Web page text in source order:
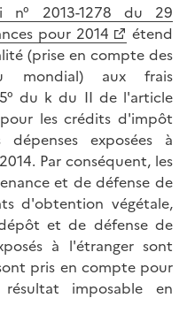
2013-1278 du 29
pour 2014
étend
(prise en compte des
mondial) aux frais
du k du II de l'article
les crédits d'impôt
exposées à
Par conséquent, les
et de défense de
d'obtention végétale,
et de défense de
à l'étranger sont
pris en compte pour
imposable en